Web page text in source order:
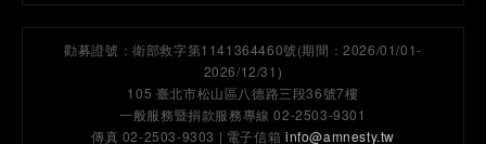
勸募證號：衛部救字第1141364460號(期間：2026/01/01-
2026/12/31)
105 臺北市松山區八德路三段36號7樓
一般服務暨捐款服務專線 02-2503-9301
傳真 02-2503-9303 | 電子信箱 info@amnesty.tw